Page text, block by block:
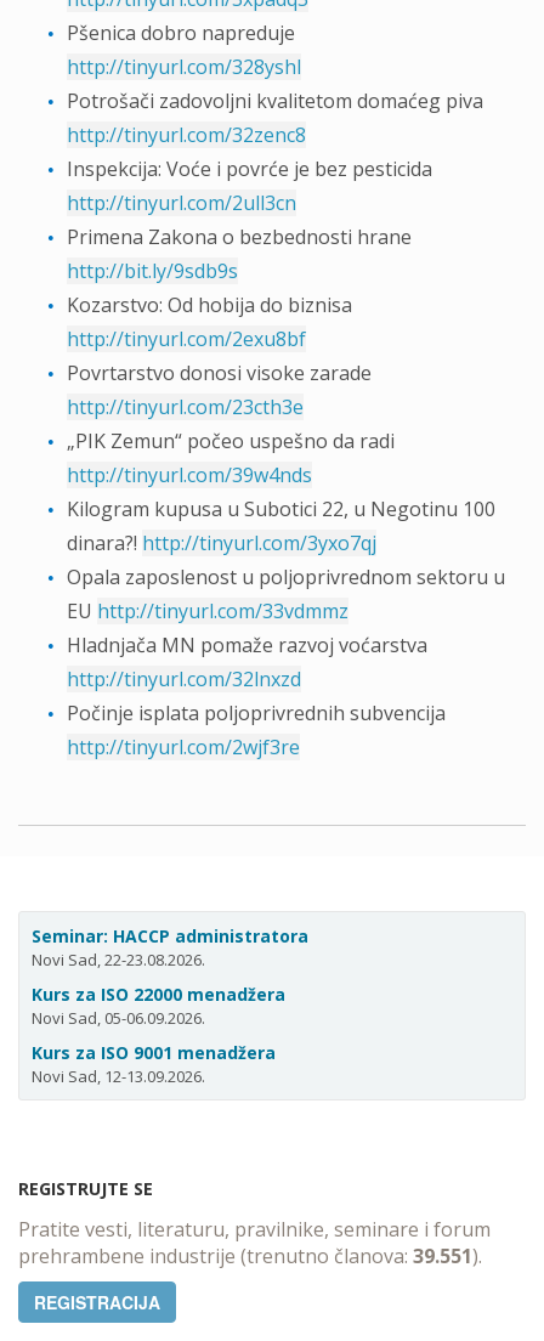
Pšenica dobro napreduje
http://tinyurl.com/328yshl
Potrošači zadovoljni kvalitetom domaćeg piva
http://tinyurl.com/32zenc8
Inspekcija: Voće i povrće je bez pesticida
http://tinyurl.com/2ull3cn
Primena Zakona o bezbednosti hrane
http://bit.ly/9sdb9s
Kozarstvo: Od hobija do biznisa
http://tinyurl.com/2exu8bf
Povrtarstvo donosi visoke zarade
http://tinyurl.com/23cth3e
„PIK Zemun“ počeo uspešno da radi
http://tinyurl.com/39w4nds
Kilogram kupusa u Subotici 22, u Negotinu 100
dinara?! http://tinyurl.com/3yxo7qj
Opala zaposlenost u poljoprivrednom sektoru u
EU http://tinyurl.com/33vdmmz
Hladnjača MN pomaže razvoj voćarstva
http://tinyurl.com/32lnxzd
Počinje isplata poljoprivrednih subvencija
http://tinyurl.com/2wjf3re
Seminar: HACCP administratora
Novi Sad, 22-23.08.2026.
Kurs za ISO 22000 menadžera
Novi Sad, 05-06.09.2026.
Kurs za ISO 9001 menadžera
Novi Sad, 12-13.09.2026.
REGISTRUJTE SE
Pratite vesti, literaturu, pravilnike, seminare i forum
prehrambene industrije (trenutno članova: 39.551).
REGISTRACIJA